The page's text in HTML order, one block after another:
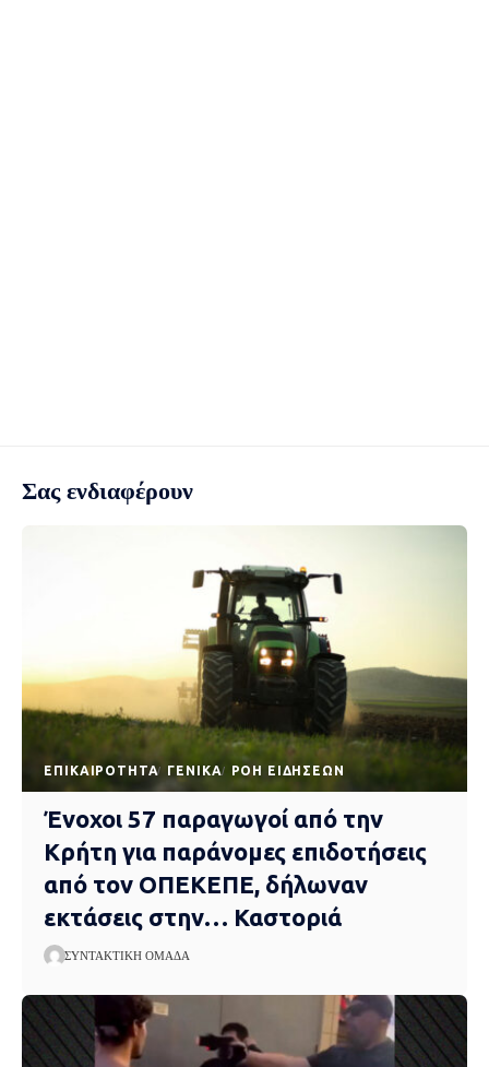
Σας ενδιαφέρουν
EΠΙΚΑΙΡΌΤΗΤΑ ΓΕΝΙΚΆ ΡΟΉ ΕΙΔΉΣΕΩΝ
Ένοχοι 57 παραγωγοί από την
Κρήτη για παράνομες επιδοτήσεις
από τον ΟΠΕΚΕΠΕ, δήλωναν
εκτάσεις στην… Καστοριά
ΣΥΝΤΑΚΤΙΚΉ ΟΜΆΔΑ